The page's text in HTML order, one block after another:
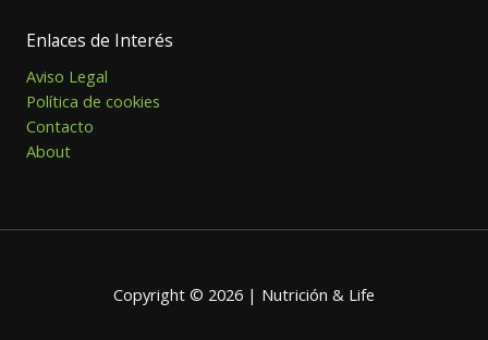
Enlaces de Interés
Aviso Legal
Política de cookies
Contacto
About
Copyright © 2026 | Nutrición & Life